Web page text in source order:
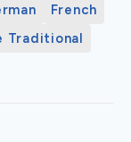
French
Traditional